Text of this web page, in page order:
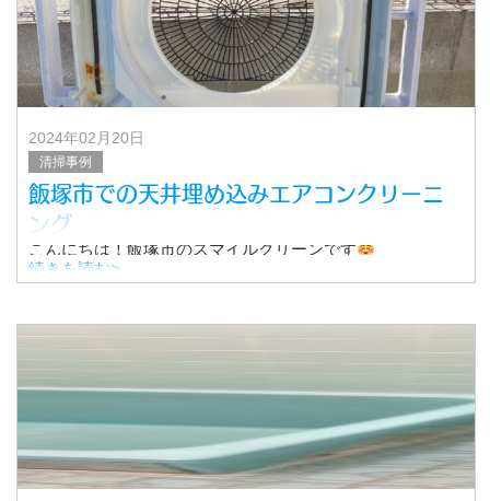
2024年02月20日
清掃事例
飯塚市での天井埋め込みエアコンクリーニ
ング
こんにちは！飯塚市のスマイルクリーンです
先日、飯塚市にて天井埋め込みエアコンクリーニングを行
その時の作業の様子をご紹介します！
続きを読む>